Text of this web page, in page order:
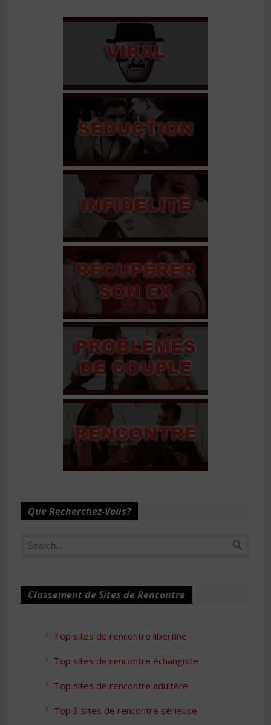
Que Recherchez-Vous?
Classement de Sites de Rencontre
Top sites de rencontre libertine
Top sites de rencontre échangiste
Top sites de rencontre adultère
Top 3 sites de rencontre sérieuse